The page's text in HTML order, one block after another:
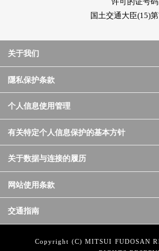
国土交通大臣(15)
关于我们
隱私保护条款
个人信息使用管理
有关特定个人信息保护的基本方针
关于数据与连接的履历
网站使用条款
交通指南
Copyright (C) MITSUI FUDOSAN